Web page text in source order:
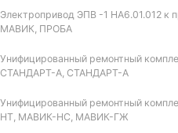
Электропривод ЭПВ -1 НА6.01.012 к
МАВИК, ПРОБА
Унифицированный ремонтный
СТАНДАРТ-А, СТАНДАРТ-А
Унифицированный ремонтный
НТ, МАВИК-НС, МАВИК-ГЖ